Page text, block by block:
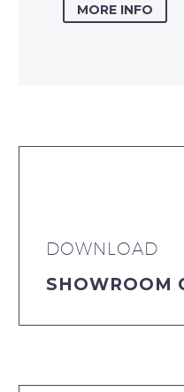
MORE INFO
DOWNLOAD
SHOWROOM